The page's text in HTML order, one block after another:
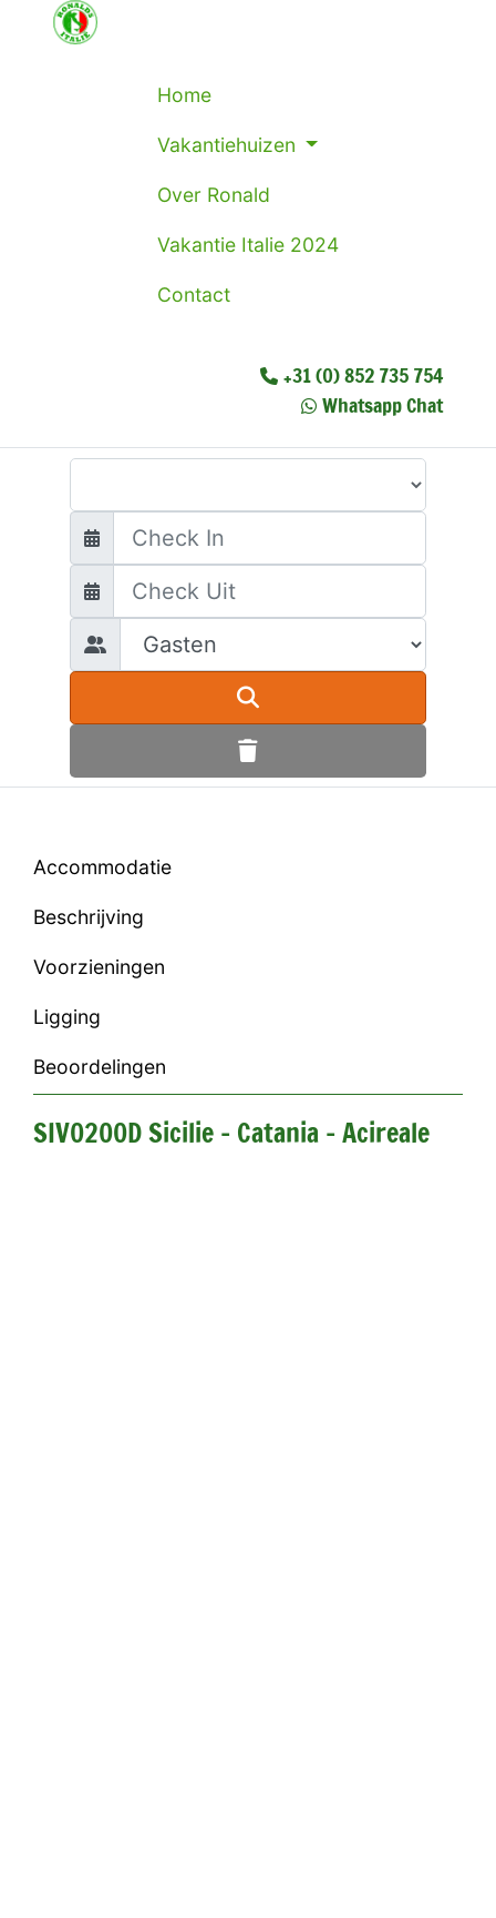
Home
Vakantiehuizen
Over Ronald
Vakantie Italie 2024
Contact
+31 (0) 852 735 754
Whatsapp Chat
Accommodatie
Beschrijving
Voorzieningen
Ligging
Beoordelingen
SIV0200D Sicilie - Catania - Acireale